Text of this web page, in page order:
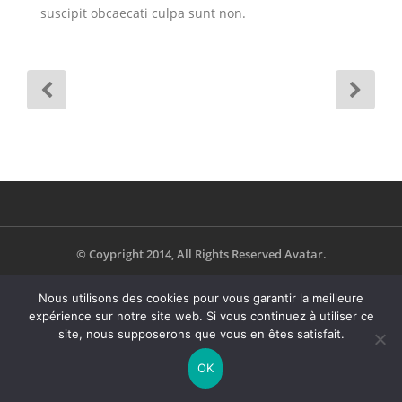
suscipit obcaecati culpa sunt non.
© Coypright 2014, All Rights Reserved Avatar.
Nous utilisons des cookies pour vous garantir la meilleure
expérience sur notre site web. Si vous continuez à utiliser ce
site, nous supposerons que vous en êtes satisfait.
OK